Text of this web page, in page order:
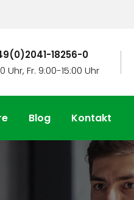
18256-0
Uhr, Fr. 9:00-15:00 Uhr
Blog Kontakt